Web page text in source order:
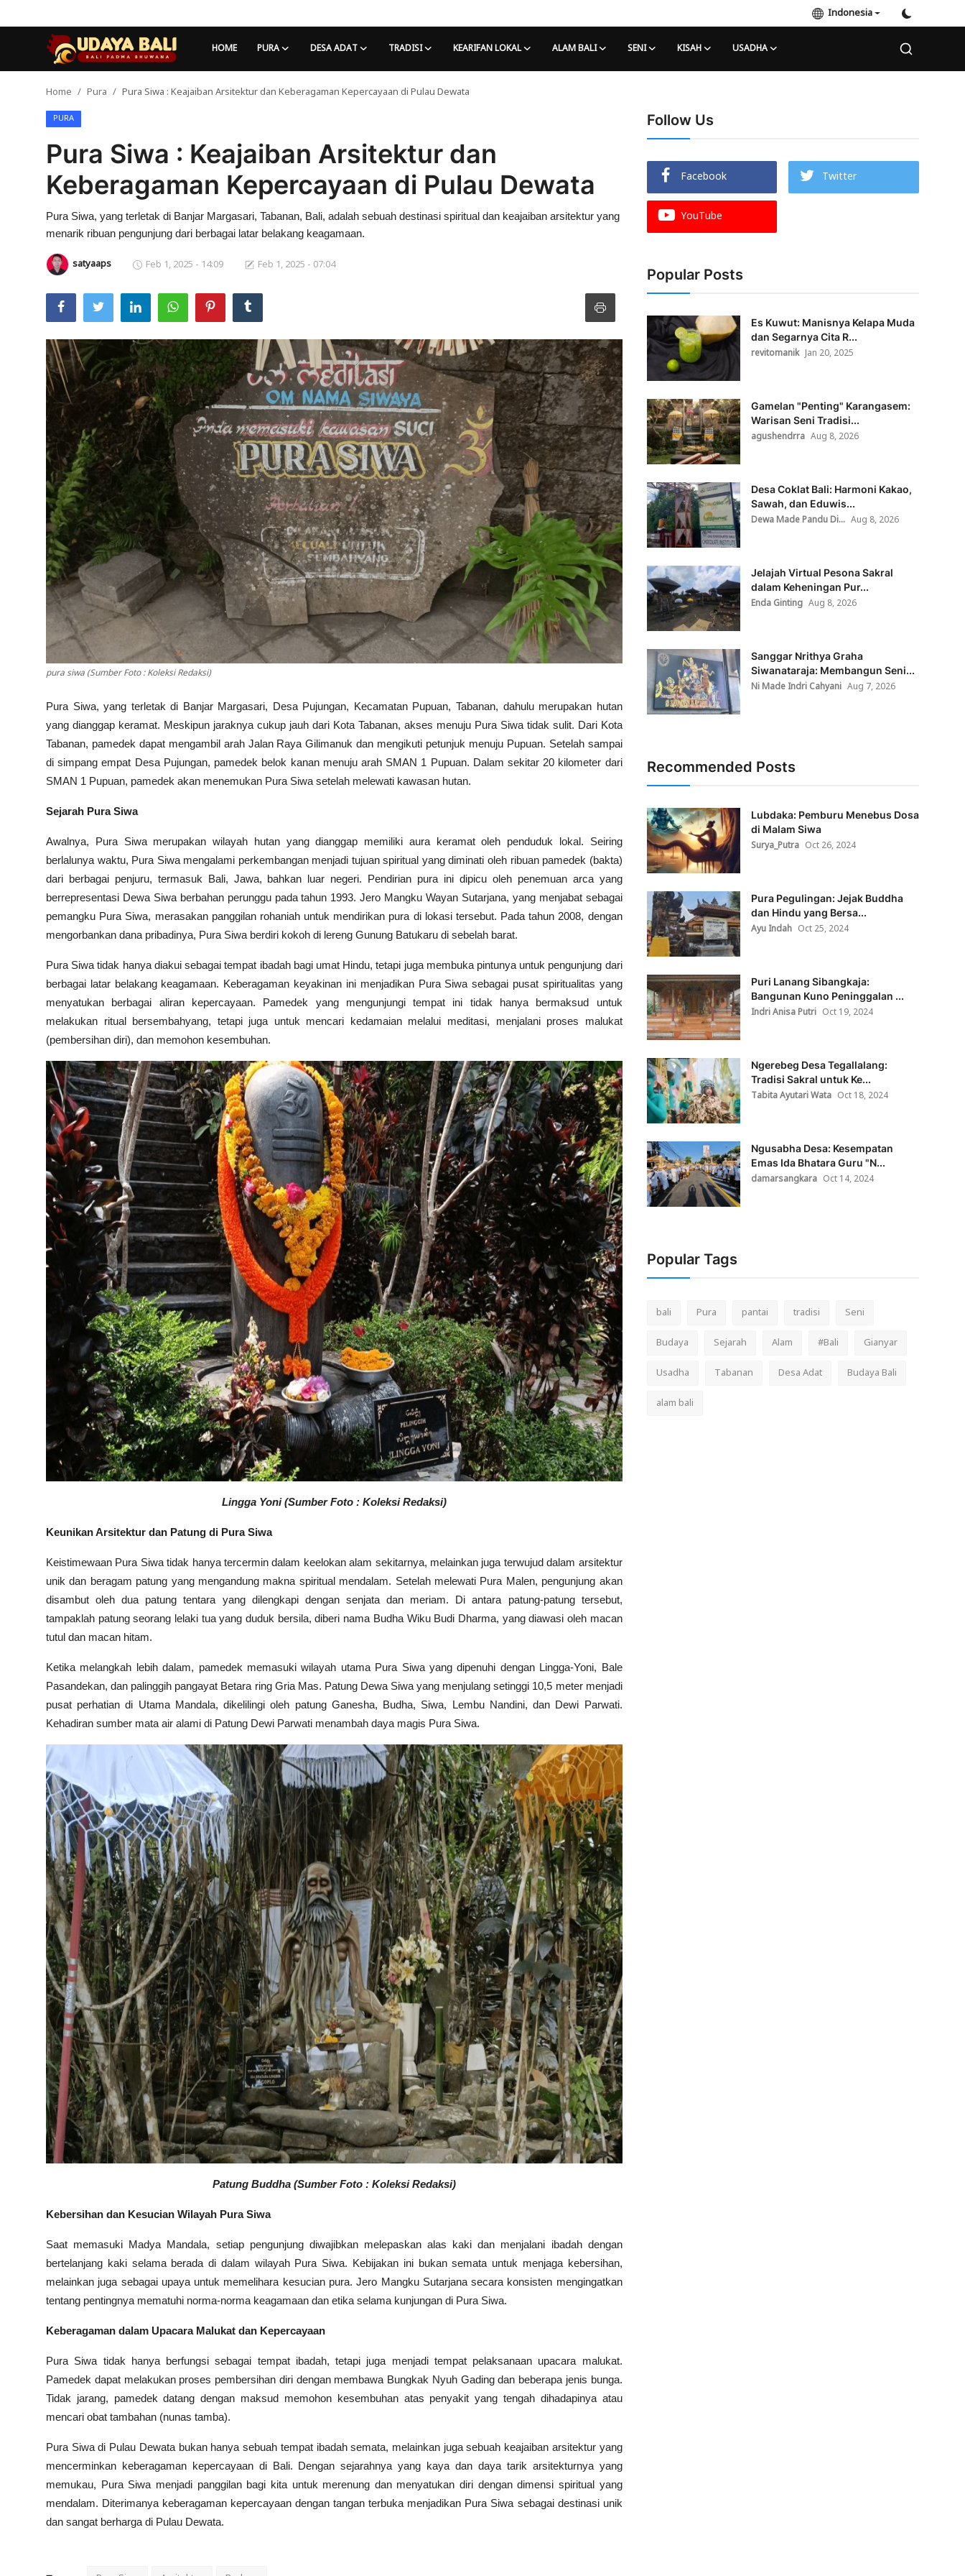
Indonesia
HOME PURA DESA ADAT TRADISI KEARIFAN LOKAL ALAM BALI SENI KISAH USADHA
Desa Adat
Kearifan lokal
Usadha
Indonesia
Home Pura Pura Siwa : Keajaiban Arsitektur dan Keberagaman Kepercayaan di Pulau Dewata
PURA
Pura Siwa : Keajaiban Arsitektur dan
Keberagaman Kepercayaan di Pulau Dewata
Pura Siwa, yang terletak di Banjar Margasari, Tabanan, Bali, adalah sebuah destinasi spiritual dan keajaiban arsitektur yang
menarik ribuan pengunjung dari berbagai latar belakang keagamaan.
satyaaps Feb 1, 2025 - 14:09 Feb 1, 2025 - 07:04
pura siwa (Sumber Foto : Koleksi Redaksi)
Pura Siwa, yang terletak di Banjar Margasari, Desa Pujungan, Kecamatan Pupuan, Tabanan, dahulu merupakan hutan
yang dianggap keramat. Meskipun jaraknya cukup jauh dari Kota Tabanan, akses menuju Pura Siwa tidak sulit. Dari Kota
Tabanan, pamedek dapat mengambil arah Jalan Raya Gilimanuk dan mengikuti petunjuk menuju Pupuan. Setelah sampai
di simpang empat Desa Pujungan, pamedek belok kanan menuju arah SMAN 1 Pupuan. Dalam sekitar 20 kilometer dari
SMAN 1 Pupuan, pamedek akan menemukan Pura Siwa setelah melewati kawasan hutan.
Sejarah Pura Siwa
Awalnya, Pura Siwa merupakan wilayah hutan yang dianggap memiliki aura keramat oleh penduduk lokal. Seiring
berlalunya waktu, Pura Siwa mengalami perkembangan menjadi tujuan spiritual yang diminati oleh ribuan pamedek (bakta)
dari berbagai penjuru, termasuk Bali, Jawa, bahkan luar negeri. Pendirian pura ini dipicu oleh penemuan arca yang
berrepresentasi Dewa Siwa berbahan perunggu pada tahun 1993. Jero Mangku Wayan Sutarjana, yang menjabat sebagai
pemangku Pura Siwa, merasakan panggilan rohaniah untuk mendirikan pura di lokasi tersebut. Pada tahun 2008, dengan
mengorbankan dana pribadinya, Pura Siwa berdiri kokoh di lereng Gunung Batukaru di sebelah barat.
Pura Siwa tidak hanya diakui sebagai tempat ibadah bagi umat Hindu, tetapi juga membuka pintunya untuk pengunjung dari
berbagai latar belakang keagamaan. Keberagaman keyakinan ini menjadikan Pura Siwa sebagai pusat spiritualitas yang
menyatukan berbagai aliran kepercayaan. Pamedek yang mengunjungi tempat ini tidak hanya bermaksud untuk
melakukan ritual bersembahyang, tetapi juga untuk mencari kedamaian melalui meditasi, menjalani proses malukat
(pembersihan diri), dan memohon kesembuhan.
Lingga Yoni (Sumber Foto : Koleksi Redaksi)
Keunikan Arsitektur dan Patung di Pura Siwa
Keistimewaan Pura Siwa tidak hanya tercermin dalam keelokan alam sekitarnya, melainkan juga terwujud dalam arsitektur
unik dan beragam patung yang mengandung makna spiritual mendalam. Setelah melewati Pura Malen, pengunjung akan
disambut oleh dua patung tentara yang dilengkapi dengan senjata dan meriam. Di antara patung-patung tersebut,
tampaklah patung seorang lelaki tua yang duduk bersila, diberi nama Budha Wiku Budi Dharma, yang diawasi oleh macan
tutul dan macan hitam.
Ketika melangkah lebih dalam, pamedek memasuki wilayah utama Pura Siwa yang dipenuhi dengan Lingga-Yoni, Bale
Pasandekan, dan palinggih pangayat Betara ring Gria Mas. Patung Dewa Siwa yang menjulang setinggi 10,5 meter menjadi
pusat perhatian di Utama Mandala, dikelilingi oleh patung Ganesha, Budha, Siwa, Lembu Nandini, dan Dewi Parwati.
Kehadiran sumber mata air alami di Patung Dewi Parwati menambah daya magis Pura Siwa.
Patung Buddha (Sumber Foto : Koleksi Redaksi)
Kebersihan dan Kesucian Wilayah Pura Siwa
Saat memasuki Madya Mandala, setiap pengunjung diwajibkan melepaskan alas kaki dan menjalani ibadah dengan
bertelanjang kaki selama berada di dalam wilayah Pura Siwa. Kebijakan ini bukan semata untuk menjaga kebersihan,
melainkan juga sebagai upaya untuk memelihara kesucian pura. Jero Mangku Sutarjana secara konsisten mengingatkan
tentang pentingnya mematuhi norma-norma keagamaan dan etika selama kunjungan di Pura Siwa.
Keberagaman dalam Upacara Malukat dan Kepercayaan
Pura Siwa tidak hanya berfungsi sebagai tempat ibadah, tetapi juga menjadi tempat pelaksanaan upacara malukat.
Pamedek dapat melakukan proses pembersihan diri dengan membawa Bungkak Nyuh Gading dan beberapa jenis bunga.
Tidak jarang, pamedek datang dengan maksud memohon kesembuhan atas penyakit yang tengah dihadapinya atau
mencari obat tambahan (nunas tamba).
Pura Siwa di Pulau Dewata bukan hanya sebuah tempat ibadah semata, melainkan juga sebuah keajaiban arsitektur yang
mencerminkan keberagaman kepercayaan di Bali. Dengan sejarahnya yang kaya dan daya tarik arsitekturnya yang
memukau, Pura Siwa menjadi panggilan bagi kita untuk merenung dan menyatukan diri dengan dimensi spiritual yang
mendalam. Diterimanya keberagaman kepercayaan dengan tangan terbuka menjadikan Pura Siwa sebagai destinasi unik
dan sangat berharga di Pulau Dewata.
Follow Us
Facebook
Twitter
YouTube
Popular Posts
Es Kuwut: Manisnya Kelapa Muda
dan Segarnya Cita R...
revitomanik Jan 20, 2025
Gamelan "Penting" Karangasem:
Warisan Seni Tradisi...
agushendrra Aug 8, 2026
Desa Coklat Bali: Harmoni Kakao,
Sawah, dan Eduwis...
Dewa Made Pandu Di... Aug 8, 2026
Jelajah Virtual Pesona Sakral
dalam Keheningan Pur...
Enda Ginting Aug 8, 2026
Sanggar Nrithya Graha
Siwanataraja: Membangun Seni...
Ni Made Indri Cahyani Aug 7, 2026
Recommended Posts
Lubdaka: Pemburu Menebus Dosa
di Malam Siwa
Surya_Putra Oct 26, 2024
Pura Pegulingan: Jejak Buddha
dan Hindu yang Bersa...
Ayu Indah Oct 25, 2024
Puri Lanang Sibangkaja:
Bangunan Kuno Peninggalan ...
Indri Anisa Putri Oct 19, 2024
Ngerebeg Desa Tegallalang:
Tradisi Sakral untuk Ke...
Tabita Ayutari Wata Oct 18, 2024
Ngusabha Desa: Kesempatan
Emas Ida Bhatara Guru "N...
damarsangkara Oct 14, 2024
Popular Tags
bali Pura pantai tradisi
Seni
Budaya
Sejarah Alam #Bali
Gianyar
Usadha
Tabanan Desa Adat
Budaya Bali
alam bali